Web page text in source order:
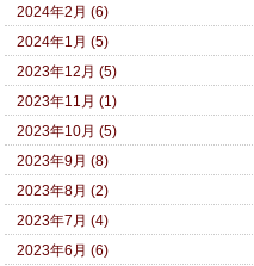
2024年2月 (6)
2024年1月 (5)
2023年12月 (5)
2023年11月 (1)
2023年10月 (5)
2023年9月 (8)
2023年8月 (2)
2023年7月 (4)
2023年6月 (6)